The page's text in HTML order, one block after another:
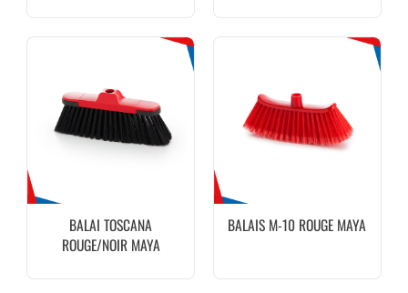
BALAI TOSCANA
ROUGE/NOIR MAYA
BALAIS M-10 ROUGE MAYA